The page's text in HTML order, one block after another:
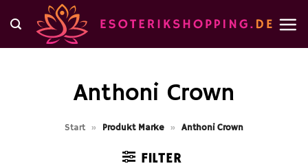
Inhalt
springen
Anthoni Crown
Start » Produkt Marke » Anthoni Crown
FILTER